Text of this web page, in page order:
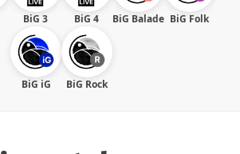
BiG 3 BiG 4 BiG Balade BiG Folk
BiG iG BiG Rock